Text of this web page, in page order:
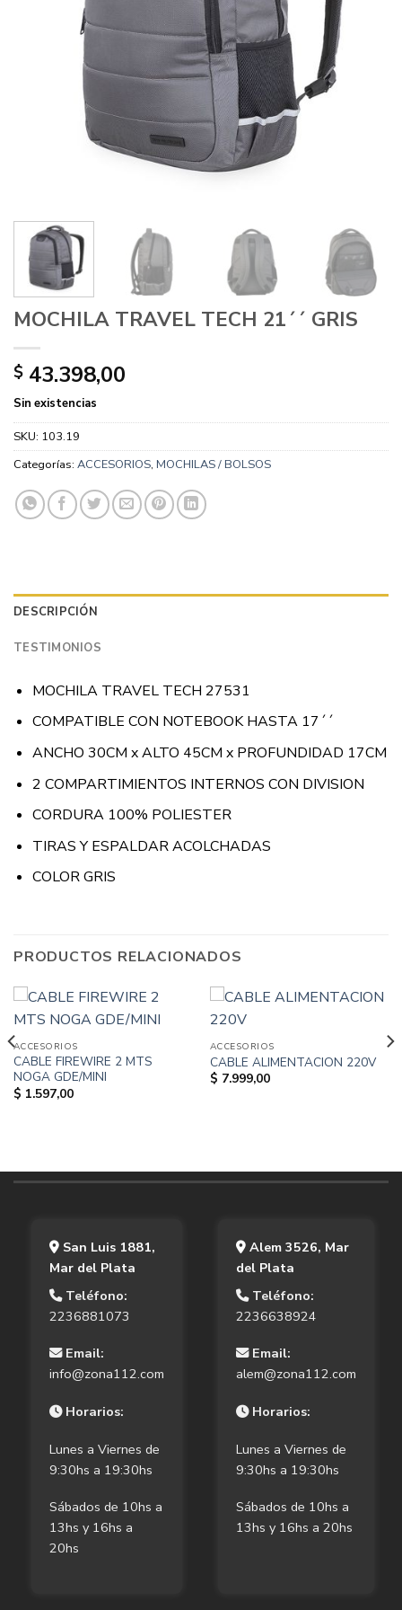
MOCHILA TRAVEL TECH 21´´ GRIS
$ 43.398,00
Sin existencias
SKU: 103.19
Categorías: ACCESORIOS, MOCHILAS / BOLSOS
DESCRIPCIÓN
TESTIMONIOS
MOCHILA TRAVEL TECH 27531
COMPATIBLE CON NOTEBOOK HASTA 17´´
ANCHO 30CM x ALTO 45CM x PROFUNDIDAD 17CM
2 COMPARTIMIENTOS INTERNOS CON DIVISION
CORDURA 100% POLIESTER
TIRAS Y ESPALDAR ACOLCHADAS
COLOR GRIS
PRODUCTOS RELACIONADOS
ACCESORIOS
CABLE FIREWIRE 2 MTS
NOGA GDE/MINI
$ 1.597,00
ACCESORIOS
CABLE ALIMENTACION 220V
$ 7.999,00
San Luis 1881,
Mar del Plata
Teléfono:
2236881073
Email:
info@zona112.com
Horarios:
Lunes a Viernes de
9:30hs a 19:30hs
Sábados de 10hs a
13hs y 16hs a
20hs
Alem 3526, Mar
del Plata
Teléfono:
2236638924
Email:
alem@zona112.com
Horarios:
Lunes a Viernes de
9:30hs a 19:30hs
Sábados de 10hs a
13hs y 16hs a 20hs